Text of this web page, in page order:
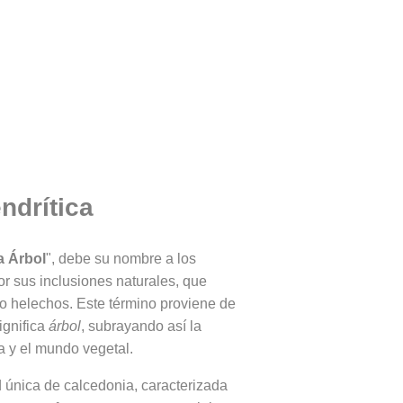
Árbol ", debe su nombre a los
sus inclusiones naturales, que
helechos. Este término proviene de
árbol, subrayando así la
y el mundo vegetal.
de calcedonia, caracterizada